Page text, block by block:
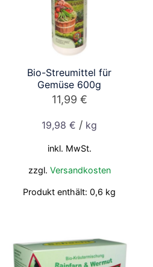
Bio-Streumittel für
Gemüse 600g
11,99 €
19,98€ / kg
inkl. MwSt.
zzgl. Versandkosten
Produkt enthält: 0,6 kg